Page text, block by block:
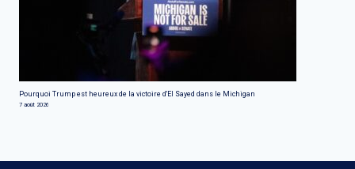
Pourquoi Trump est heureux de la victoire d'El Sayed dans le Michigan
7 août 2026